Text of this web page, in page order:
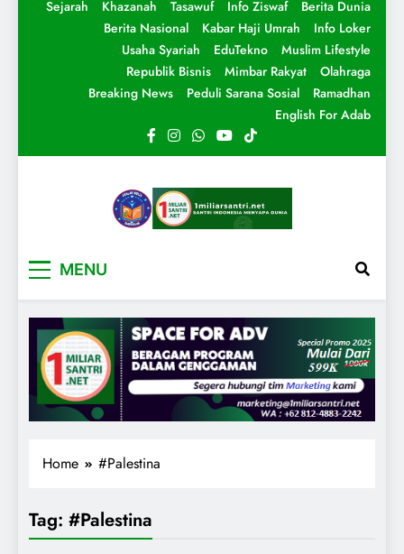
Sejarah Khazanah Tasawuf Info Ziswaf
Berita Dunia
Berita Nasional
Kabar Haji Umrah
Info Loker
Usaha Syariah
EduTekno
Muslim Lifestyle
Republik Bisnis
Mimbar Rakyat
Olahraga
Breaking News
Peduli Sarana Sosial
Ramadhan
English For Adab
MENU
Home #Palestina
Tag: #Palestina